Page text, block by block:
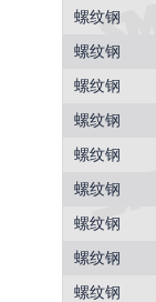
螺纹钢
螺纹钢
螺纹钢
螺纹钢
螺纹钢
螺纹钢
螺纹钢
螺纹钢
螺纹钢